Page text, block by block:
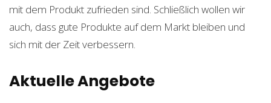
mit dem Produkt zufrieden sind. Schließlich wollen wir
auch, dass gute Produkte auf dem Markt bleiben und
sich mit der Zeit verbessern.
Aktuelle Angebote